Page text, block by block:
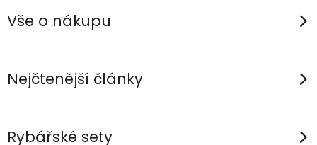
pVše o nákupu
Nejčtenější články
Rybářské sety